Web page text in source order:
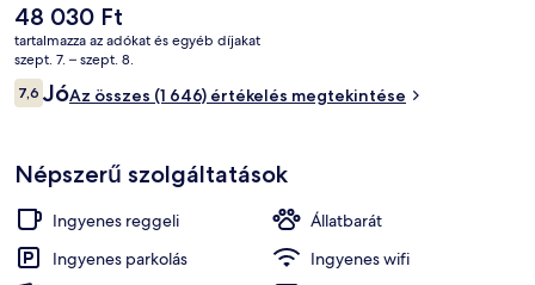
A
jelenlegi
ár
48 030 Ft
48 030 Ft
tartalmazza az adókat és egyéb díjakat
szept. 7. – szept. 8.
Értékelések
7,67,6 ennyiből: 10
JóAz összes (1 646) értékelés megtekintése
Népszerű szolgáltatások
Ingyenes reggeli
Állatbarát
Ingyenes parkolás
Ingyenes wifi